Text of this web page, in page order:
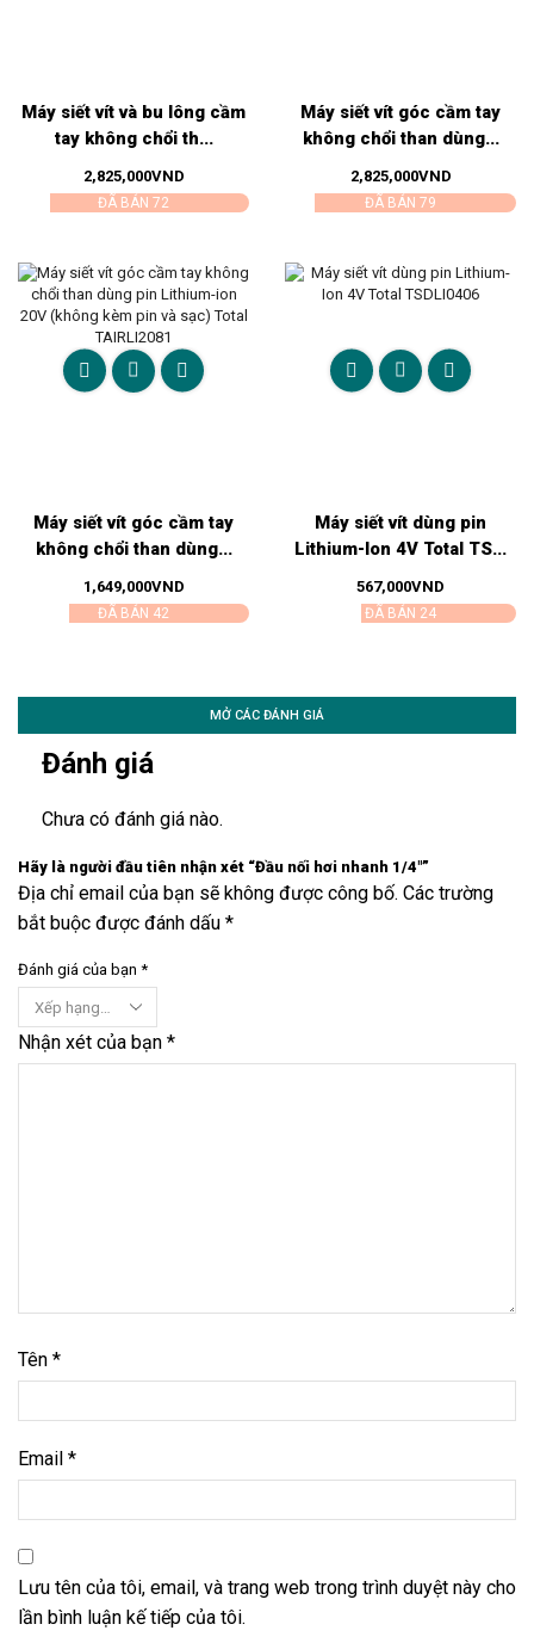
Máy siết vít và bu lông cầm
tay không chổi th...
2,825,000VND
ĐÃ BÁN 72
Máy siết vít góc cầm tay
không chổi than dùng...
2,825,000VND
ĐÃ BÁN 79
Máy siết vít góc cầm tay
không chổi than dùng...
1,649,000VND
ĐÃ BÁN 42
Máy siết vít dùng pin
Lithium-Ion 4V Total TS...
567,000VND
ĐÃ BÁN 24
MỞ CÁC ĐÁNH GIÁ
Đánh giá
Chưa có đánh giá nào.
Hãy là người đầu tiên nhận xét “Đầu nối hơi nhanh 1/4″”
Địa chỉ email của bạn sẽ không được công bố. Các trường
bắt buộc được đánh dấu *
Đánh giá của bạn *
Nhận xét của bạn *
Tên *
Email *
Lưu tên của tôi, email, và trang web trong trình duyệt này cho
lần bình luận kế tiếp của tôi.